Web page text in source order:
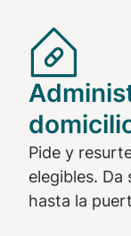
Pide y
elegibles. Da
hasta la